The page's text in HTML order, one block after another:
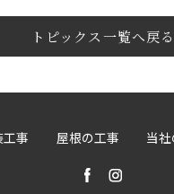
トピックス一覧へ戻る
工事 屋根の工事 当